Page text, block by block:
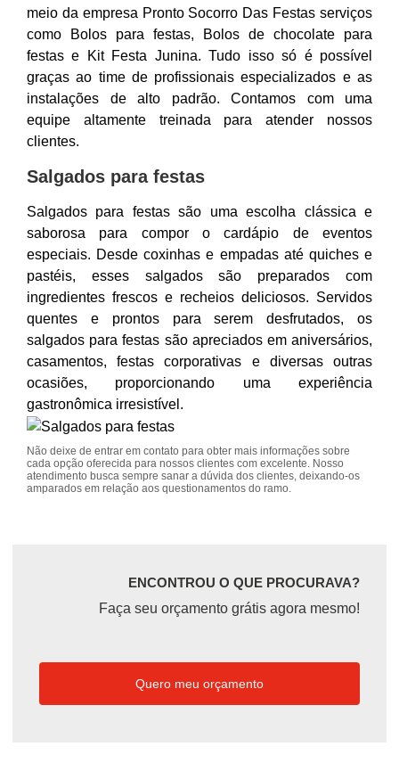
meio da empresa Pronto Socorro Das Festas serviços
como Bolos para festas, Bolos de chocolate para
festas e Kit Festa Junina. Tudo isso só é possível
graças ao time de profissionais especializados e as
instalações de alto padrão. Contamos com uma
equipe altamente treinada para atender nossos
clientes.
Salgados para festas
Salgados para festas são uma escolha clássica e
saborosa para compor o cardápio de eventos
especiais. Desde coxinhas e empadas até quiches e
pastéis, esses salgados são preparados com
ingredientes frescos e recheios deliciosos. Servidos
quentes e prontos para serem desfrutados, os
salgados para festas são apreciados em aniversários,
casamentos, festas corporativas e diversas outras
ocasiões, proporcionando uma experiência
gastronômica irresistível.
Não deixe de entrar em contato para obter mais informações sobre
cada opção oferecida para nossos clientes com excelente. Nosso
atendimento busca sempre sanar a dúvida dos clientes, deixando-os
amparados em relação aos questionamentos do ramo.
ENCONTROU O QUE PROCURAVA?
Faça seu orçamento grátis agora mesmo!
Quero meu orçamento